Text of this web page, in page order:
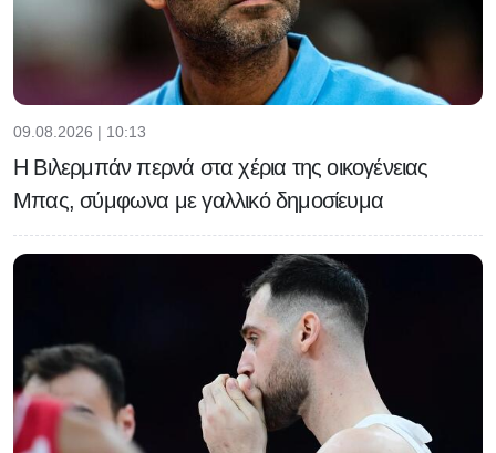
09.08.2026 | 10:13
Η Βιλερμπάν περνά στα χέρια της οικογένειας
Μπας, σύμφωνα με γαλλικό δημοσίευμα